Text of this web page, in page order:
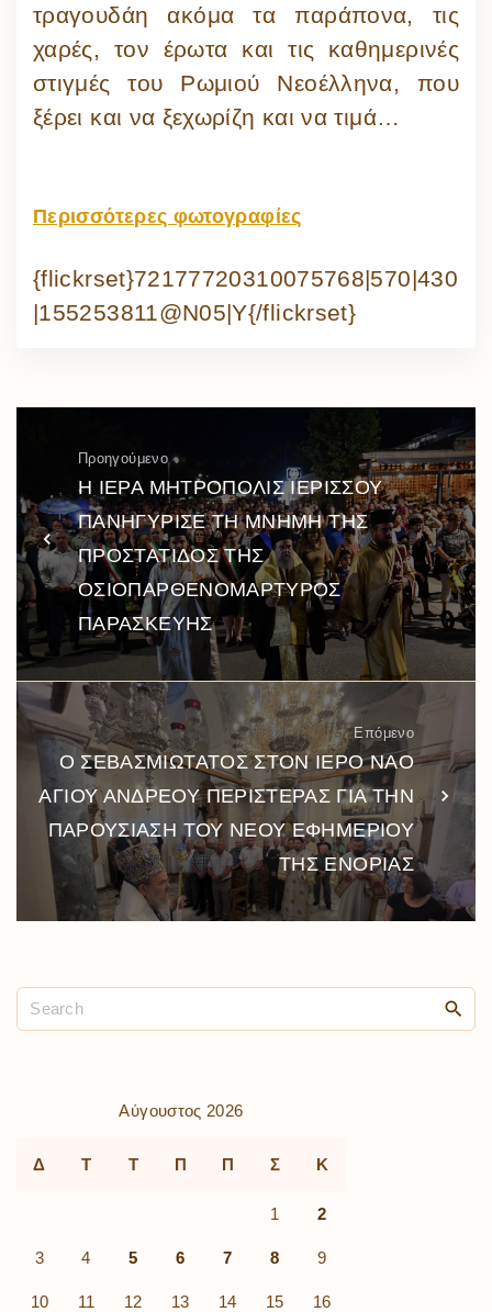
τραγουδάη ακόμα τα παράπονα, τις
χαρές, τον έρωτα και τις καθημερινές
στιγμές του Ρωμιού Νεοέλληνα, που
ξέρει και να ξεχωρίζη και να τιμά…
Περισσότερες φωτογραφίες
{flickrset}72177720310075768|570|430
|155253811@N05|Y{/flickrset}
Προηγούμενο
Η ΙΕΡΑ ΜΗΤΡΟΠΟΛΙΣ ΙΕΡΙΣΣΟΥ
ΠΑΝΗΓΥΡΙΣΕ ΤΗ ΜΝΗΜΗ ΤΗΣ
ΠΡΟΣΤΑΤΙΔΟΣ ΤΗΣ
ΟΣΙΟΠΑΡΘΕΝΟΜΑΡΤΥΡΟΣ
ΠΑΡΑΣΚΕΥΗΣ
Επόμενο
Ο ΣΕΒΑΣΜΙΩΤΑΤΟΣ ΣΤΟΝ ΙΕΡΟ ΝΑΟ
ΑΓΙΟΥ ΑΝΔΡΕΟΥ ΠΕΡΙΣΤΕΡΑΣ ΓΙΑ ΤΗΝ
ΠΑΡΟΥΣΙΑΣΗ ΤΟΥ ΝΕΟΥ ΕΦΗΜΕΡΙΟΥ
ΤΗΣ ΕΝΟΡΙΑΣ
Αύγουστος 2026
Δ Τ Τ Π Π Σ Κ
1 2
3 4 5 6 7 8 9
10 11 12 13 14 15 16